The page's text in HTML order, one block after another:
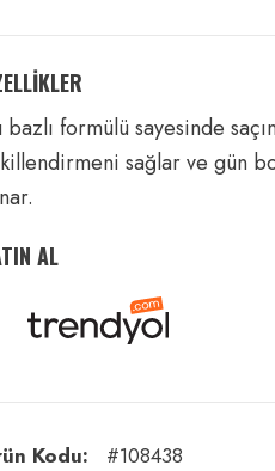
bazlı formülü sayesinde
sağlar ve gün
AL
Kodu:
#108438